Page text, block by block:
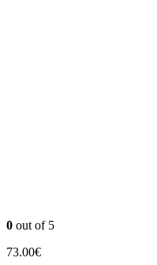
0 out of 5
73.00€